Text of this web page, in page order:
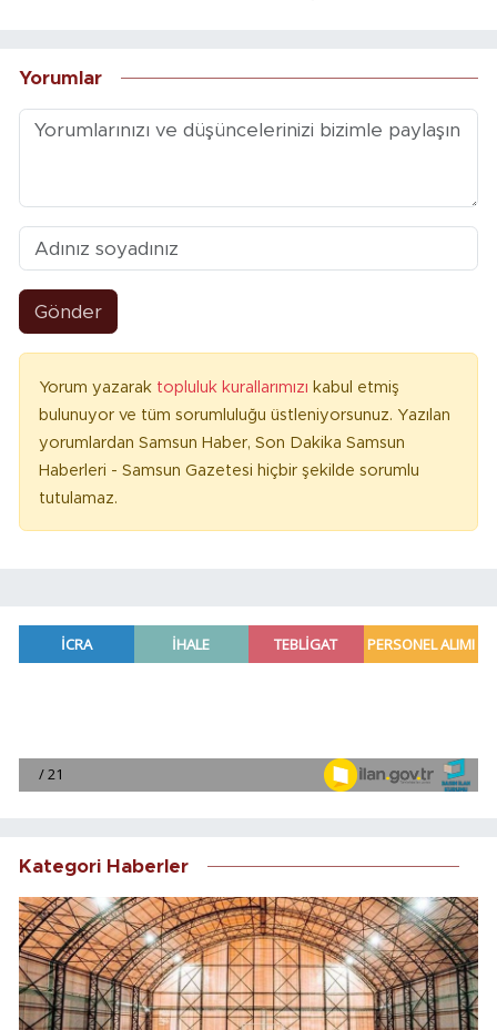
Yorumlar
Gönder
Yorum yazarak topluluk kurallarımızı kabul etmiş
bulunuyor ve tüm sorumluluğu üstleniyorsunuz. Yazılan
yorumlardan Samsun Haber, Son Dakika Samsun
Haberleri - Samsun Gazetesi hiçbir şekilde sorumlu
tutulamaz.
Kategori Haberler